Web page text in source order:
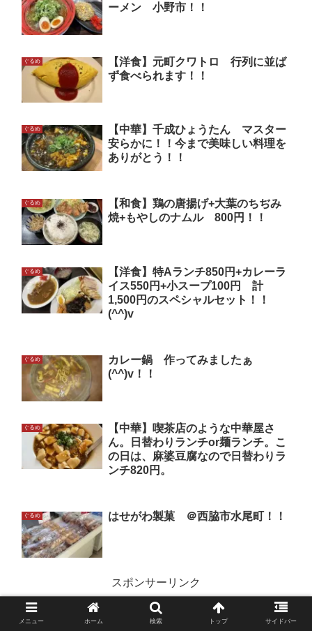
ーメン 小野市！！
ぐるめ
【洋食】元町クワトロ 行列に並ば
ず食べられます！！
ぐるめ
【中華】千成ひょうたん マスター
安らかに！！今まで美味しい料理を
ありがとう！！
ぐるめ
【和食】鶏の唐揚げ+大葉のちぢみ
焼+もやしのナムル 800円！！
ぐるめ
【洋食】特Aランチ850円+カレーラ
イス550円+小スープ100円 計
1,500円のスペシャルセット！！
(^^)v
ぐるめ
カレー鍋 作ってみましたぁ
(^^)v！！
ぐるめ
【中華】喫茶店のような中華屋さ
ん。日替わりランチor麺ランチ。こ
の日は、麻婆豆腐なので日替わりラ
ンチ820円。
ぐるめ はせがわ製菓 ＠西脇市水尾町！！
スポンサーリンク
メニュー ホーム 検索 トップ サイドバー